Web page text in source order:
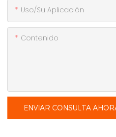
Uso/Su Aplicación
Contenido
ENVIAR CONSULTA